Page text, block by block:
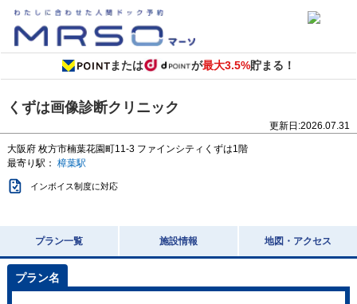
または が最大3.5%貯まる！
くずは画像診断クリニック
更新日:2026.07.31
大阪府 枚方市楠葉花園町11-3 ファインシティくずは1階
最寄り駅： 樟葉駅
インボイス制度に対応
プラン一覧 施設情報 地図・アクセス